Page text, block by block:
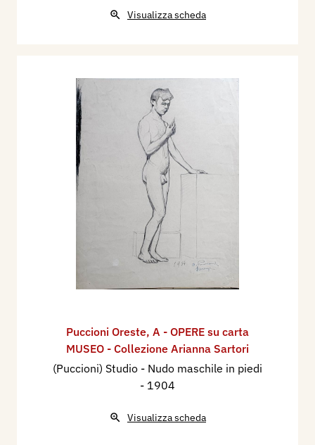
Visualizza scheda
Puccioni Oreste, A - OPERE su carta
MUSEO - Collezione Arianna Sartori
(Puccioni) Studio - Nudo maschile in piedi
- 1904
Visualizza scheda